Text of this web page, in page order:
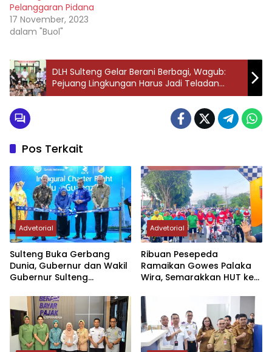
Nasional…
Pelanggaran Pidana
17 November, 2023
dalam "Buol"
DLH Sulteng Gelar Berani Berbagi, Wagub:
Pejuang Lingkungan Harus Jadi Teladan
Kepedulian
Pos Terkait
Advetorial
Sulteng Buka Gerbang
Dunia, Gubernur dan Wakil
Gubernur Sulteng
Perdana Internasional
Palu-Guangzhou
Advetorial
Ribuan Pesepeda
Ramaikan Gowes Palaka
Wira, Semarakkan HUT ke-1